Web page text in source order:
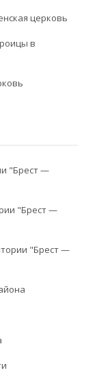
церковь
в
"Брест —
"Брест —
"Брест —